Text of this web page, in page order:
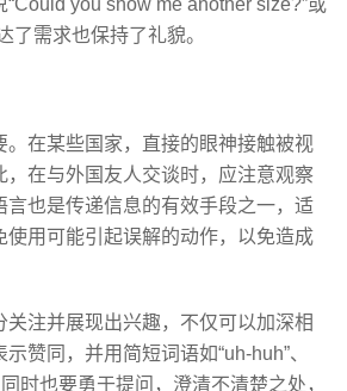
you show me another size?”或
了需求也保持了礼貌。
在某些国家，直接的眼神接触被视
在与外国友人交谈时，应注意观察
也是传递信息的有效手段之一，适
用可能引起误解的动作，以免造成
注并展现出兴趣，不仅可以加深相
赞同，并用简短词语如“uh-huh”、
时也要勇于提问，澄清不清楚之处，